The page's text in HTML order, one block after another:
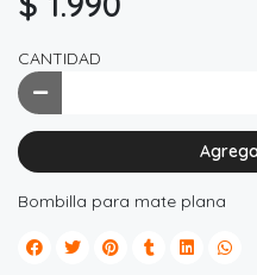
CANTIDAD
Bombilla para mate plana